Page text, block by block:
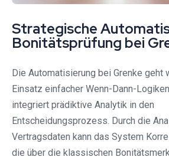
Strategische
Bonitätsprüfung bei
Die Automatisierung bei Grenke geht
Einsatz einfacher Wenn-Dann-
integriert prädiktive Analytik in den
Entscheidungsprozess. Durch die
Vertragsdaten kann das System
die über die klassischen